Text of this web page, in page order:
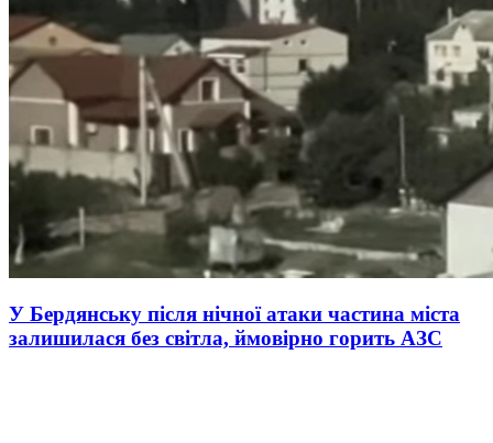
У Бердянську після нічної атаки частина міста
залишилася без світла, ймовірно горить АЗС